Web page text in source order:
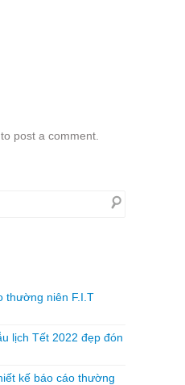
to post a comment.
thường niên F.I.T
lịch Tết 2022 đẹp đón
kế báo cáo thường